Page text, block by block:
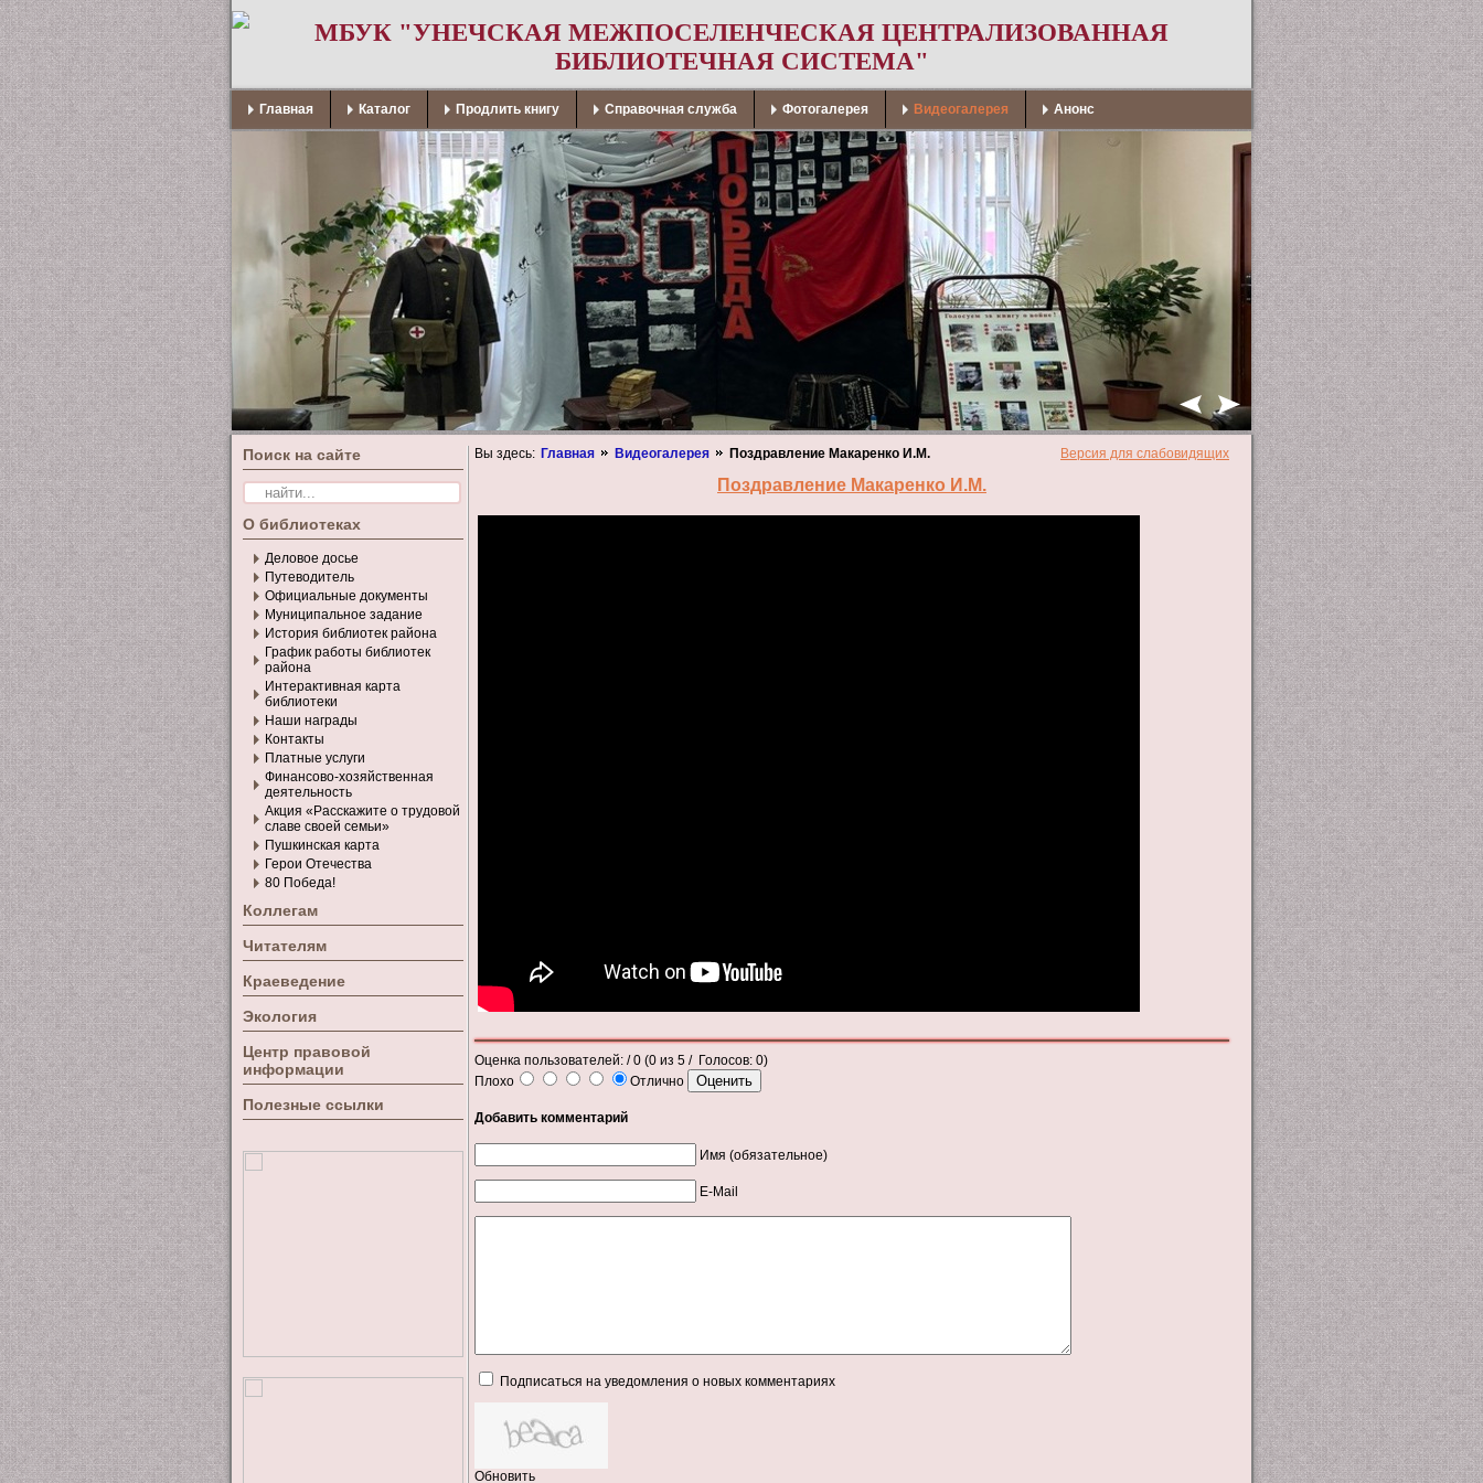
МБУК "УНЕЧСКАЯ МЕЖПОСЕЛЕНЧЕСКАЯ ЦЕНТРАЛИЗОВАННАЯ
БИБЛИОТЕЧНАЯ СИСТЕМА"
Главная Каталог Продлить книгу Справочная служба Фотогалерея Видеогалерея Анонс
Поиск на сайте
О библиотеках
Деловое досье
Путеводитель
Официальные документы
Муниципальное задание
История библиотек района
График работы библиотек
района
Интерактивная карта
библиотеки
Наши награды
Контакты
Платные услуги
Финансово-хозяйственная
деятельность
Акция «Расскажите о трудовой
славе своей семьи»
Пушкинская карта
Герои Отечества
80 Победа!
Коллегам
Читателям
Краеведение
Экология
Центр правовой
информации
Полезные ссылки
Вы здесь: Главная Видеогалерея Поздравление Макаренко И.М. Версия для слабовидящих
Поздравление Макаренко И.М.
Оценка пользователей: / 0 (0 из 5 / Голосов: 0)
Плохо
Отлично
Добавить комментарий
Имя (обязательное)
E-Mail
Подписаться на уведомления о новых комментариях
Обновить